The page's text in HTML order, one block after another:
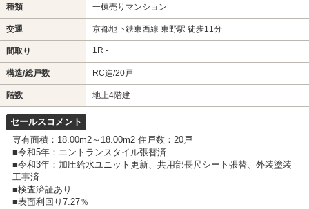
種類 一棟売りマンション
交通 京都地下鉄東西線 東野駅 徒歩11分
間取り 1R -
構造/総戸数 RC造/20戸
階数 地上4階建
セールスコメント
専有面積：18.00m2～18.00m2 住戸数：20戸
■令和5年：エントランスタイル張替済
■令和3年：加圧給水ユニット更新、共用部長尺シート張替、外装塗装
工事済
■検査済証あり
■表面利回り7.27％